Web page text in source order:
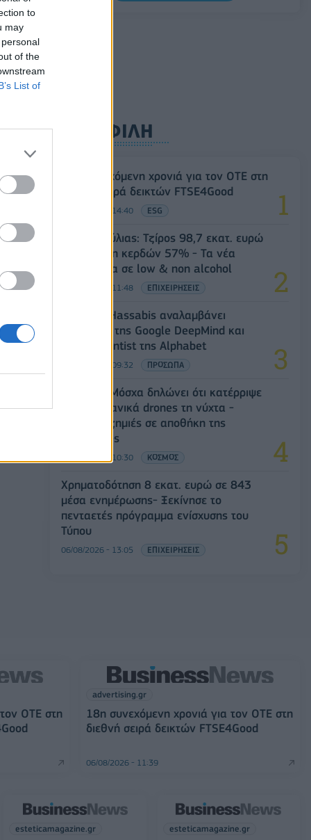
to
may
of the
List of
ΔΗΜΟΦΙΛΗ
18η συνεχόμενη χρονιά για τον ΟΤΕ στη
διεθνή σειρά δεικτών FTSE4Good
06/08/2026 - 14:40 ESG
Β.Σ. Καρούλιας: Τζίρος 98,7 εκατ. ευρώ
και αύξηση κερδών 57% - Τα νέα
στοιχήματα σε low & non alcohol
06/08/2026 - 11:48 ΕΠΙΧΕΙΡΗΣΕΙΣ
Ο Demis Hassabis αναλαμβάνει
Πρόεδρος της Google DeepMind και
Chief Scientist της Alphabet
06/08/2026 - 09:32 ΠΡΟΣΩΠΑ
Ρωσία: Η Μόσχα δηλώνει ότι κατέρριψε
605 ουκρανικά drones τη νύχτα -
Ελαφρές ζημιές σε αποθήκη της
Wildberries
06/08/2026 - 10:30 ΚΟΣΜΟΣ
Χρηματοδότηση 8 εκατ. ευρώ σε 843
μέσα ενημέρωσης- Ξεκίνησε το
πενταετές πρόγραμμα ενίσχυσης του
Τύπου
06/08/2026 - 13:05 ΕΠΙΧΕΙΡΗΣΕΙΣ
ΟΤΕ στη
advertising.gr
18η συνεχόμενη χρονιά για τον ΟΤΕ στη
διεθνή σειρά δεικτών FTSE4Good
06/08/2026 - 11:39
esteticamagazine.gr esteticamagazine.gr